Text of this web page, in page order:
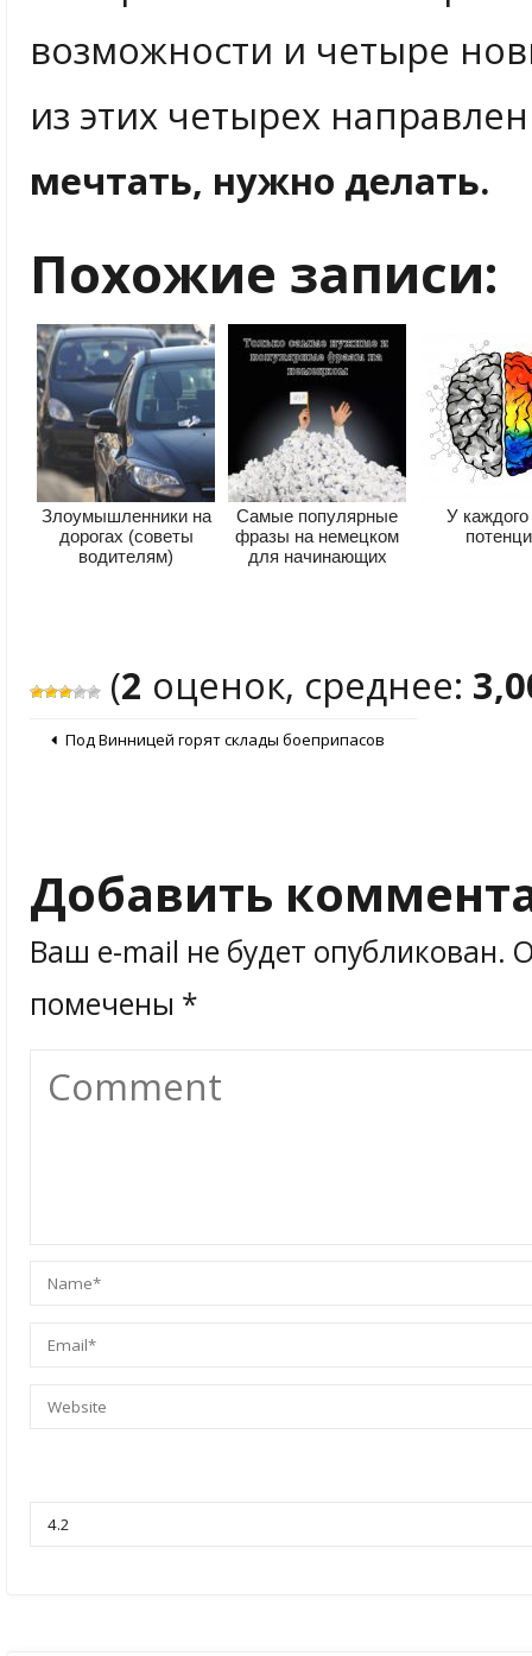
возможности и четыре
из этих четырех
мечтать, нужно делать.
Похожие записи:
Злоумышленники на
дорогах (советы
водителям)
Самые популярные
фразы на немецком
для начинающих
У каждого
(2 оценок, среднее:
Под Винницей горят склады боеприпасов
Добавить
Ваш e-mail не будет опубликован.
помечены *